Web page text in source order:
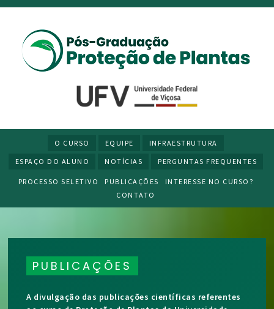
O CURSO EQUIPE
INFRAESTRUTURA
ESPAÇO DO ALUNO
NOTÍCIAS PERGUNTAS FREQUENTES
PROCESSO SELETIVO PUBLICAÇÕES
INTERESSE NO CURSO?
CONTATO
PUBLICAÇÕES
A divulgação das publicações científicas referentes